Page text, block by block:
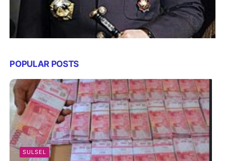
POPULAR POSTS
SULSEL